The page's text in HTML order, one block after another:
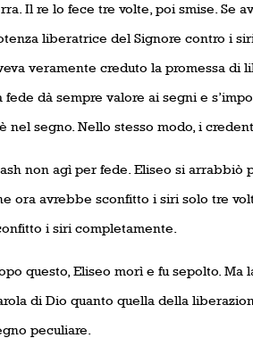
Il re lo fece tre volte, poi smise. Se
liberatrice del Signore contro i
veramente creduto la promessa di
fede dà sempre valore ai segni e
nel segno. Nello stesso modo, i
non agì per fede. Eliseo si arrabbiò
ora avrebbe sconfitto i siri solo tre
i siri completamente.
questo, Eliseo morì e fu sepolto. Ma
di Dio quanto quella della
peculiare.